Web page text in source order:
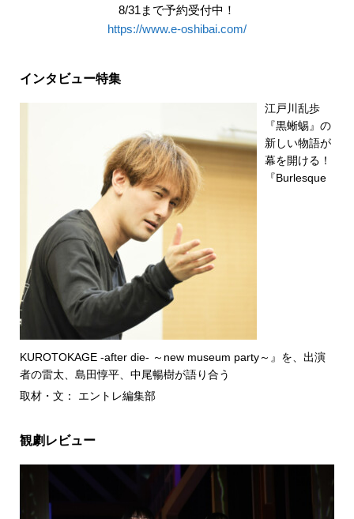
8/31まで予約受付中！
https://www.e-oshibai.com/
インタビュー特集
江戸川乱歩
『黒蜥蜴』の
新しい物語が
幕を開ける！
『Burlesque
KUROTOKAGE -after die- ～new museum party～』を、出演
者の雷太、島田惇平、中尾暢樹が語り合う
取材・文： エントレ編集部
観劇レビュー